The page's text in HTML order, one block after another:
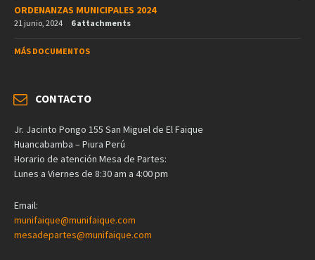
ORDENANZAS MUNICIPALES 2024
21 junio, 2024 6 attachments
MÁS DOCUMENTOS
CONTACTO
Jr. Jacinto Pongo 155 San Miguel de El Faique
Huancabamba – Piura Perú
Horario de atención Mesa de Partes:
Lunes a Viernes de 8:30 am a 4:00 pm
Email:
munifaique@munifaique.com
mesadepartes@munifaique.com